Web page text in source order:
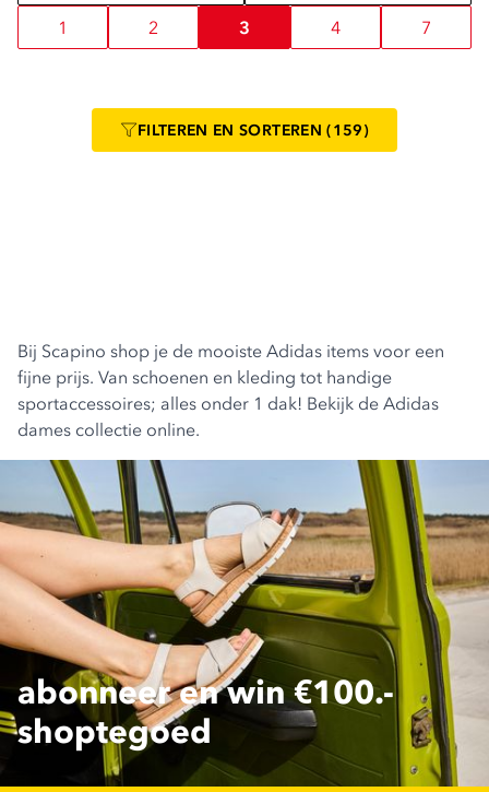
1 2 3 4 7
FILTEREN EN SORTEREN (159)
Bij Scapino shop je de mooiste Adidas items voor een
fijne prijs. Van schoenen en kleding tot handige
sportaccessoires; alles onder 1 dak! Bekijk de Adidas
dames collectie online.
abonneer en win €100.-
shoptegoed